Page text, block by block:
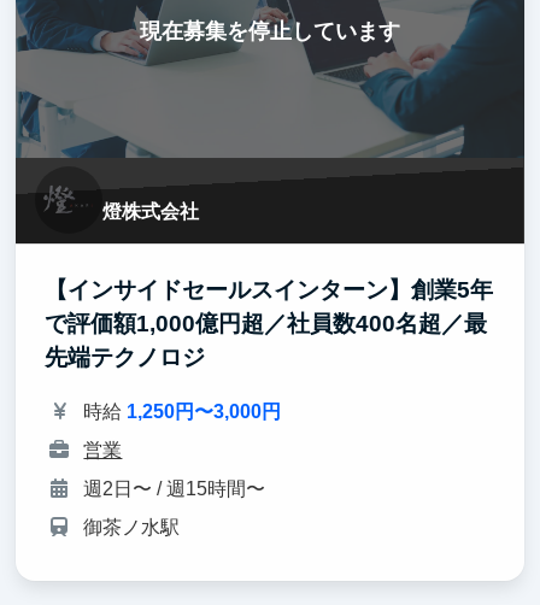
現在募集を停止しています
燈株式会社
【インサイドセールスインターン】創業5年
で評価額1,000億円超／社員数400名超／最
先端テクノロジ
時給 1,250円〜3,000円
営業
週2日〜 / 週15時間〜
御茶ノ水駅